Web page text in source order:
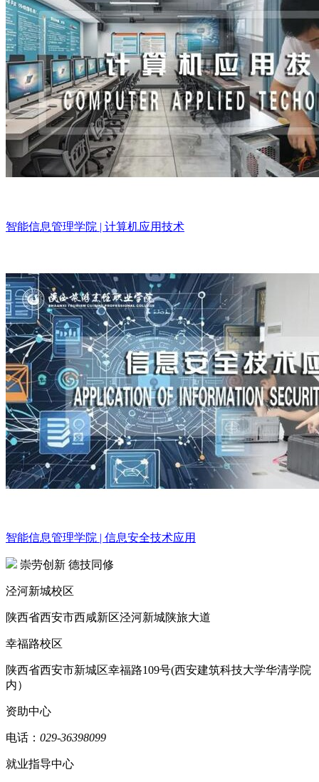
智能信息管理学院 | 计算机应用技术
智能信息管理学院 | 信息安全技术应用
崇劳创新 德技同修
泾河新城校区
陕西省西安市西咸新区泾河新城陕旅大道
幸福路校区
陕西省西安市新城区幸福路109号(西安建筑科技大学华清学院
内）
资助中心
电话： 029-36398099
就业指导中心